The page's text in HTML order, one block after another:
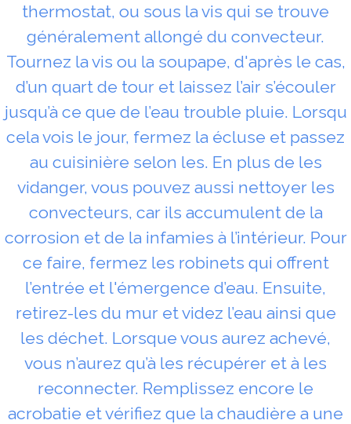
thermostat, ou sous la vis qui se trouve
généralement allongé du convecteur.
Tournez la vis ou la soupape, d'après le cas,
d’un quart de tour et laissez l’air s’écouler
jusqu’à ce que de l’eau trouble pluie. Lorsqu
cela vois le jour, fermez la écluse et passez
au cuisinière selon les. En plus de les
vidanger, vous pouvez aussi nettoyer les
convecteurs, car ils accumulent de la
corrosion et de la infamies à l’intérieur. Pour
ce faire, fermez les robinets qui offrent
l’entrée et l'émergence d’eau. Ensuite,
retirez-les du mur et videz l’eau ainsi que
les déchet. Lorsque vous aurez achevé,
vous n’aurez qu’à les récupérer et à les
reconnecter. Remplissez encore le
acrobatie et vérifiez que la chaudière a une